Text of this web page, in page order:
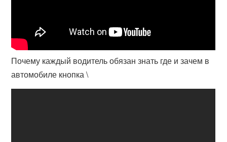
Почему каждый водитель обязан знать где и зачем в
автомобиле кнопка \